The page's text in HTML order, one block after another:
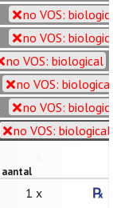
no VOS:
no VOS:
no VOS: biological
no VOS: biological
no VOS:
no VOS: biological
aantal
1 x